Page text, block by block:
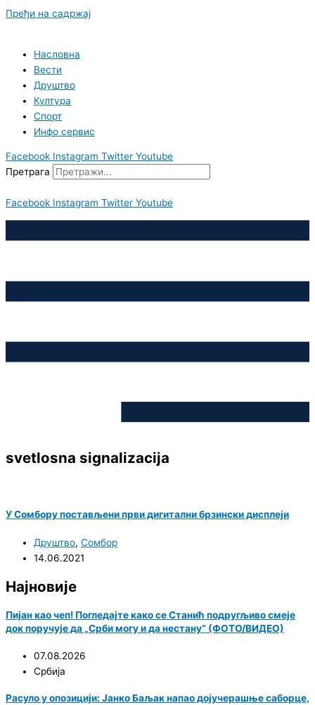
Пређи на садржај
Насловна
Вести
Друштво
Култура
Спорт
Инфо сервис
Facebook Instagram Twitter Youtube
Претрага
Facebook Instagram Twitter Youtube
svetlosna signalizacija
У Сомбору постављени први дигитални брзински дисплеји
Друштво, Сомбор
14.06.2021
Најновије
Пијан као чеп! Погледајте како се Станић подругљиво смеје
док поручује да „Срби могу и да нестану“ (ФОТО/ВИДЕО)
07.08.2026
Србија
Расуло у опозицији: Јанко Баљак напао дојучерашње саборце,